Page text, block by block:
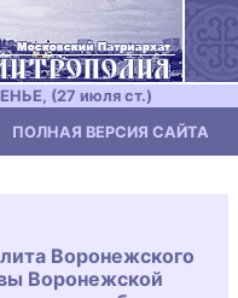
(27 июля ст.)
ПОЛНАЯ ВЕРСИЯ САЙТА
Воронежского
Воронежской